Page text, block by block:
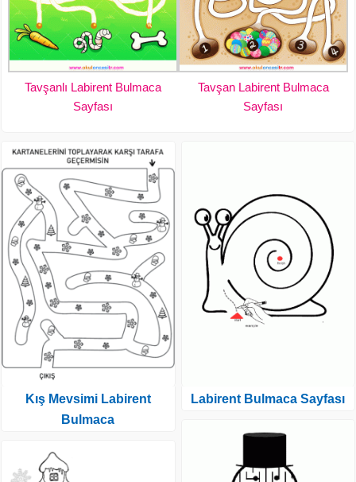
Tavşanlı Labirent Bulmaca
Sayfası
Tavşan Labirent Bulmaca
Sayfası
Kış Mevsimi Labirent
Bulmaca
Labirent Bulmaca Sayfası